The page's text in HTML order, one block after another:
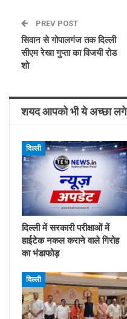
PREV POST
सिवान से गोपालगंज तक दिल्ली
सीएम रेखा गुप्ता का विजयी रोड
शो
शयद आपको भी ये अच्छा लगे
दिल्ली
दिल्ली में सरकारी परीक्षाओं में
हाईटेक नकल कराने वाले गिरोह
का भंडाफोड़
दिल्ली